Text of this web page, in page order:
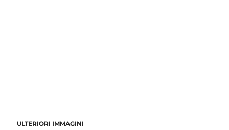
ULTERIORI IMMAGINI